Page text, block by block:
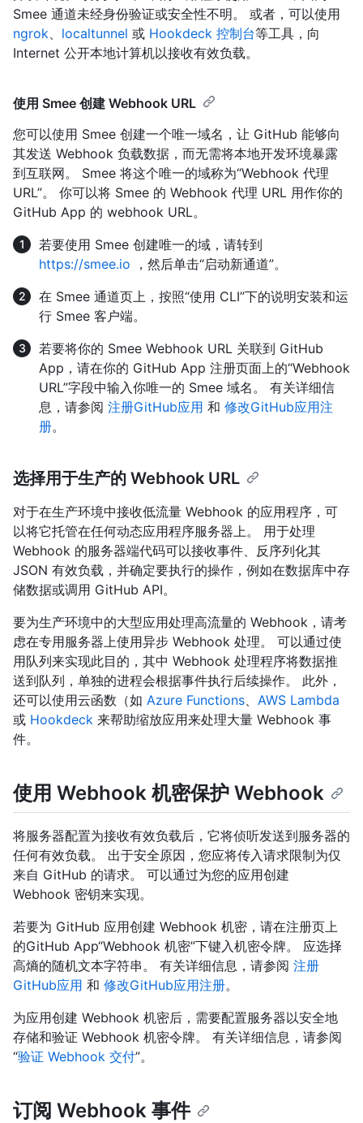
Smee 通道未经身份验证或安全性不明。 或者，可以使用
ngrok、 localtunnel 或 Hookdeck 控制台等工具，向
Internet 公开本地计算机以接收有效负载。
使用 Smee 创建 Webhook URL
您可以使用 Smee 创建一个唯一域名，让 GitHub 能够向
其发送 Webhook 负载数据，而无需将本地开发环境暴露
到互联网。 Smee 将这个唯一的域称为“Webhook 代理
URL”。 你可以将 Smee 的 Webhook 代理 URL 用作你的
GitHub App 的 webhook URL。
若要使用 Smee 创建唯一的域，请转到
https://smee.io ，然后单击“启动新通道”。
在 Smee 通道页上，按照“使用 CLI”下的说明安装和运
行 Smee 客户端。
若要将你的 Smee Webhook URL 关联到 GitHub
App，请在你的 GitHub App 注册页面上的“Webhook
URL”字段中输入你唯一的 Smee 域名。 有关详细信
息，请参阅 注册GitHub应用 和 修改GitHub应用注
册。
选择用于生产的 Webhook URL
对于在生产环境中接收低流量 Webhook 的应用程序，可
以将它托管在任何动态应用程序服务器上。 用于处理
Webhook 的服务器端代码可以接收事件、反序列化其
JSON 有效负载，并确定要执行的操作，例如在数据库中存
储数据或调用 GitHub API。
要为生产环境中的大型应用处理高流量的 Webhook，请考
虑在专用服务器上使用异步 Webhook 处理。 可以通过使
用队列来实现此目的，其中 Webhook 处理程序将数据推
送到队列，单独的进程会根据事件执行后续操作。 此外，
还可以使用云函数（如 Azure Functions、 AWS Lambda
或 Hookdeck 来帮助缩放应用来处理大量 Webhook 事
件。
使用 Webhook 机密保护 Webhook
将服务器配置为接收有效负载后，它将侦听发送到服务器的
任何有效负载。 出于安全原因，您应将传入请求限制为仅
来自 GitHub 的请求。 可以通过为您的应用创建
Webhook 密钥来实现。
若要为 GitHub 应用创建 Webhook 机密，请在注册页上
的GitHub App“Webhook 机密”下键入机密令牌。 应选择
高熵的随机文本字符串。 有关详细信息，请参阅 注册
GitHub应用 和 修改GitHub应用注册。
为应用创建 Webhook 机密后，需要配置服务器以安全地
存储和验证 Webhook 机密令牌。 有关详细信息，请参阅
“验证 Webhook 交付”。
订阅 Webhook 事件